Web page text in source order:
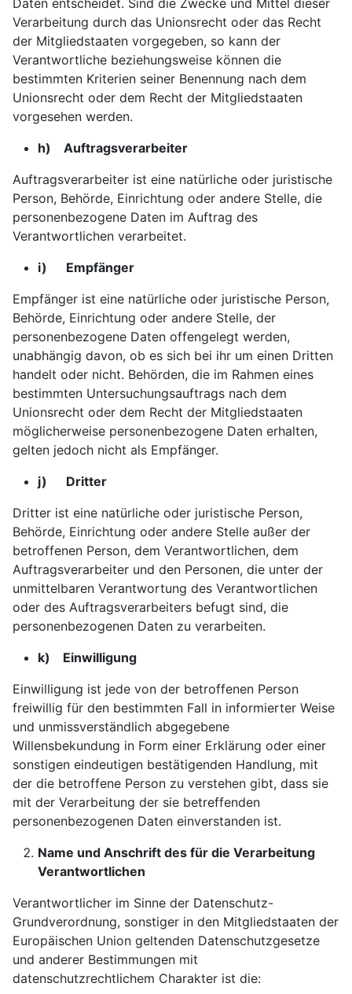
Daten entscheidet. Sind die Zwecke und Mittel dieser
Verarbeitung durch das Unionsrecht oder das Recht
der Mitgliedstaaten vorgegeben, so kann der
Verantwortliche beziehungsweise können die
bestimmten Kriterien seiner Benennung nach dem
Unionsrecht oder dem Recht der Mitgliedstaaten
vorgesehen werden.
h) Auftragsverarbeiter
Auftragsverarbeiter ist eine natürliche oder juristische
Person, Behörde, Einrichtung oder andere Stelle, die
personenbezogene Daten im Auftrag des
Verantwortlichen verarbeitet.
i) Empfänger
Empfänger ist eine natürliche oder juristische Person,
Behörde, Einrichtung oder andere Stelle, der
personenbezogene Daten offengelegt werden,
unabhängig davon, ob es sich bei ihr um einen Dritten
handelt oder nicht. Behörden, die im Rahmen eines
bestimmten Untersuchungsauftrags nach dem
Unionsrecht oder dem Recht der Mitgliedstaaten
möglicherweise personenbezogene Daten erhalten,
gelten jedoch nicht als Empfänger.
j) Dritter
Dritter ist eine natürliche oder juristische Person,
Behörde, Einrichtung oder andere Stelle außer der
betroffenen Person, dem Verantwortlichen, dem
Auftragsverarbeiter und den Personen, die unter der
unmittelbaren Verantwortung des Verantwortlichen
oder des Auftragsverarbeiters befugt sind, die
personenbezogenen Daten zu verarbeiten.
k) Einwilligung
Einwilligung ist jede von der betroffenen Person
freiwillig für den bestimmten Fall in informierter Weise
und unmissverständlich abgegebene
Willensbekundung in Form einer Erklärung oder einer
sonstigen eindeutigen bestätigenden Handlung, mit
der die betroffene Person zu verstehen gibt, dass sie
mit der Verarbeitung der sie betreffenden
personenbezogenen Daten einverstanden ist.
Name und Anschrift des für die Verarbeitung
Verantwortlichen
Verantwortlicher im Sinne der Datenschutz-
Grundverordnung, sonstiger in den Mitgliedstaaten der
Europäischen Union geltenden Datenschutzgesetze
und anderer Bestimmungen mit
datenschutzrechtlichem Charakter ist die: